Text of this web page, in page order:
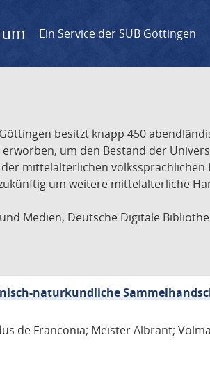
Ein Service der SUB Göttingen
besitzt knapp 450
um den Bestand der
mittelalterlichen
um weitere mittelalterliche
Medien, Deutsche Digitale
naturkundliche
de Franconia; Meister Albrant;